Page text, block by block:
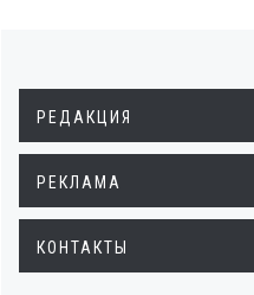
РЕДАКЦИЯ
РЕКЛАМА
КОНТАКТЫ